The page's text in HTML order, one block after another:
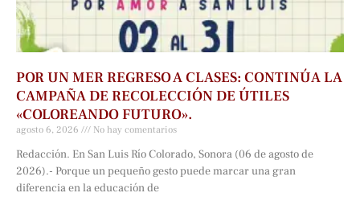
POR UN MER REGRESO A CLASES: CONTINÚA LA
CAMPAÑA DE RECOLECCIÓN DE ÚTILES
«COLOREANDO FUTURO».
agosto 6, 2026 No hay comentarios
Redacción. En San Luis Río Colorado, Sonora (06 de agosto de
2026).- Porque un pequeño gesto puede marcar una gran
diferencia en la educación de